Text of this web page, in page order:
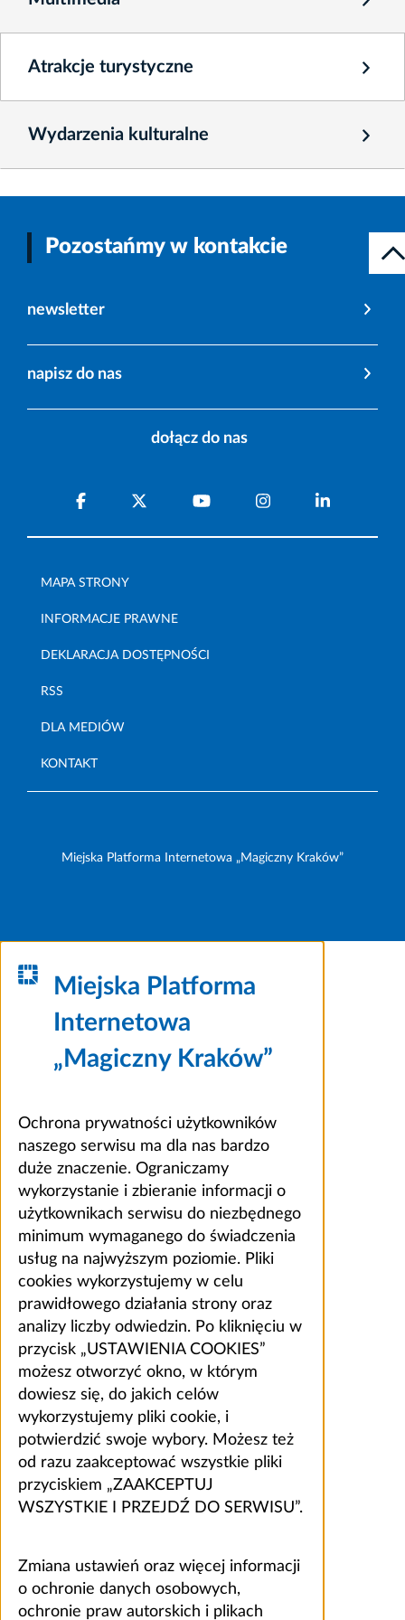
Atrakcje turystyczne
Wydarzenia kulturalne
Pozostańmy w kontakcie
newsletter
napisz do nas
dołącz do nas
MAPA STRONY
INFORMACJE PRAWNE
DEKLARACJA DOSTĘPNOŚCI
RSS
DLA MEDIÓW
KONTAKT
Miejska Platforma Internetowa „Magiczny Kraków”
Miejska Platforma
Internetowa
„Magiczny Kraków”
Ochrona prywatności użytkowników
naszego serwisu ma dla nas bardzo
duże znaczenie. Ograniczamy
wykorzystanie i zbieranie informacji o
użytkownikach serwisu do niezbędnego
minimum wymaganego do świadczenia
usług na najwyższym poziomie. Pliki
cookies wykorzystujemy w celu
prawidłowego działania strony oraz
analizy liczby odwiedzin. Po kliknięciu w
przycisk „USTAWIENIA COOKIES”
możesz otworzyć okno, w którym
dowiesz się, do jakich celów
wykorzystujemy pliki cookie, i
potwierdzić swoje wybory. Możesz też
od razu zaakceptować wszystkie pliki
przyciskiem „ZAAKCEPTUJ
WSZYSTKIE I PRZEJDŹ DO SERWISU”.
Zmiana ustawień oraz więcej informacji
o ochronie danych osobowych,
ochronie praw autorskich i plikach